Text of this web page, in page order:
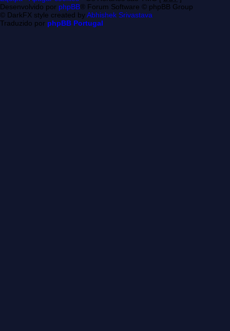
Desenvolvido por phpBB® Forum Software © phpBB Group
© DarkFX style created byAbhishek Srivastava
Traduzido por phpBB Portugal